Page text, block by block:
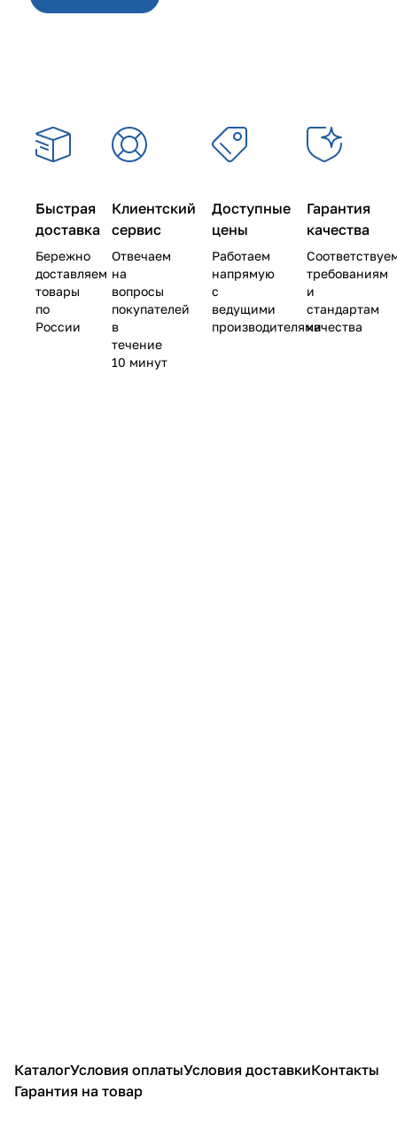
Быстрая
доставка
Бережно
доставляем
товары
по
России
Клиентский
сервис
Отвечаем
на
вопросы
покупателей
в
течение
10 минут
Доступные
цены
Работаем
напрямую
с
ведущими
производителями
Гарантия
качества
требованиям
и
стандартам
качества
КаталогУсловия оплатыУсловия доставкиКонтакты
Гарантия на товар